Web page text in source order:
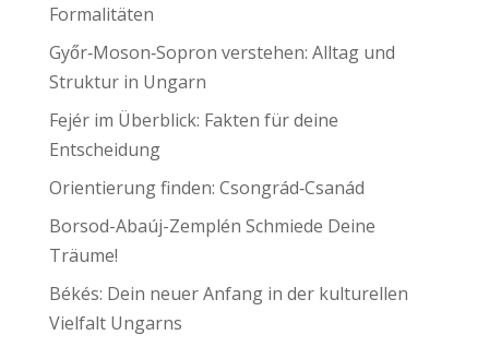
Formalitäten
Győr‑Moson‑Sopron verstehen: Alltag und
Struktur in Ungarn
Fejér im Überblick: Fakten für deine
Entscheidung
Orientierung finden: Csongrád‑Csanád
Borsod-Abaúj-Zemplén Schmiede Deine
Träume!
Békés: Dein neuer Anfang in der kulturellen
Vielfalt Ungarns